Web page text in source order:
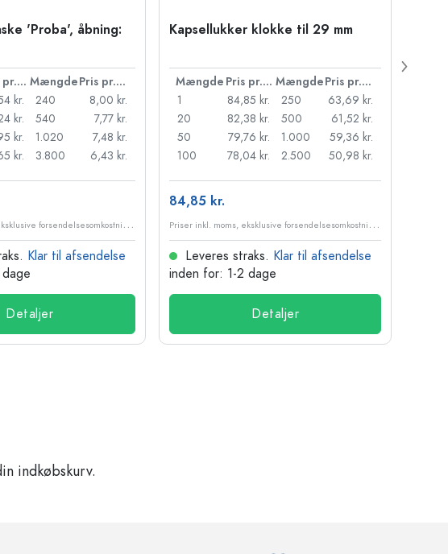
'Proba', åbning:
Pris pr. stk. Mængde
Pris pr. stk.
kr.
kr.
kr.
kr.
240
8,00 kr.
540
7,77 kr.
1.020
7,48 kr.
3.800
6,43 kr.
P
riser inkl. moms, eksklusive forsendelsesomkostninger
Klar til afsendelse
Detaljer
Kapsellukker klokke til 29 mm
Mængde Pris pr. stk. Mængde
Pris pr. stk.
1
84,85 kr.
20
82,38 kr.
50
79,76 kr.
100
78,04 kr.
250
63,69 kr.
500
61,52 kr.
1.000
59,36 kr.
2.500
50,98 kr.
84,85 kr.
P
riser inkl. moms, eksklusive forsendelsesomkostninger
Leveres straks. Klar til afsendelse
inden for: 1-2 dage
Detaljer
indkøbskurv.